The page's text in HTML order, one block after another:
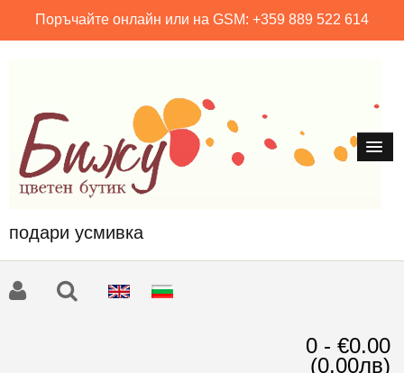
Поръчайте онлайн или на GSM: +359 889 522 614
подари усмивка
0 - €0.00
(0.00лв)